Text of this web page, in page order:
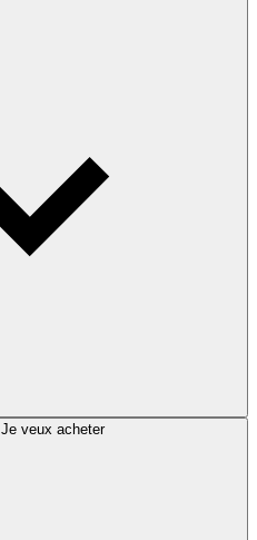
Je veux acheter